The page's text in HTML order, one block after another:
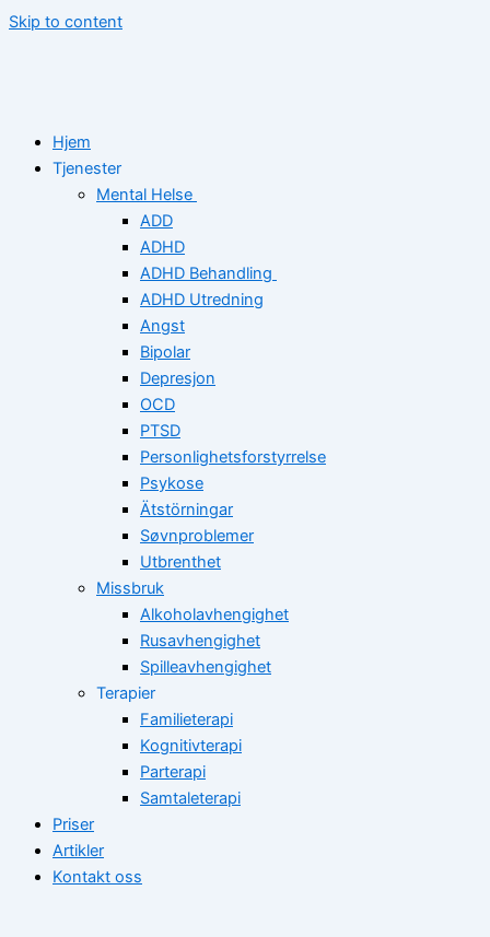
Skip to content
Hjem
Tjenester
Mental Helse
ADD
ADHD
ADHD Behandling
ADHD Utredning
Angst
Bipolar
Depresjon
OCD
PTSD
Personlighetsforstyrrelse
Psykose
Ätstörningar
Søvnproblemer
Utbrenthet
Missbruk
Alkoholavhengighet
Rusavhengighet
Spilleavhengighet
Terapier
Familieterapi
Kognitivterapi
Parterapi
Samtaleterapi
Priser
Artikler
Kontakt oss